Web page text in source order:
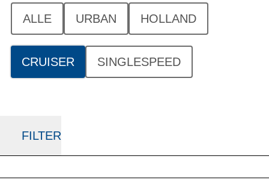
ALLE URBAN HOLLAND
CRUISER SINGLESPEED
FILTER